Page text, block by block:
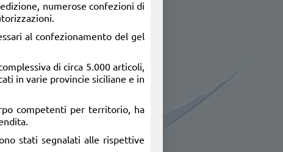
numerose confezioni di
al confezionamento del gel
di circa 5.000 articoli,
in varie provincie siciliane e in
competenti per territorio, ha
stati segnalati alle rispettive